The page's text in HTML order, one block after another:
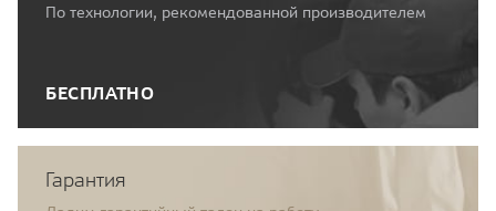
По технологии, рекомендованной производителем
БЕСПЛАТНО
Гарантия